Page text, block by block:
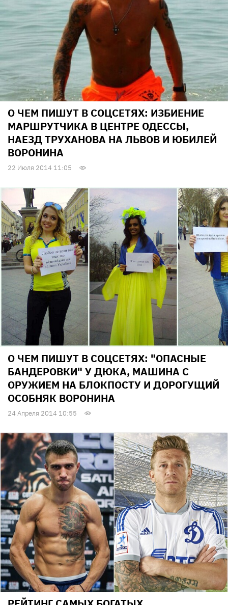
О ЧЕМ ПИШУТ В СОЦСЕТЯХ: ИЗБИЕНИЕ
МАРШРУТЧИКА В ЦЕНТРЕ ОДЕССЫ,
НАЕЗД ТРУХАНОВА НА ЛЬВОВ И ЮБИЛЕЙ
ВОРОНИНА
22 Июля 2014 11:05
О ЧЕМ ПИШУТ В СОЦСЕТЯХ: "ОПАСНЫЕ
БАНДЕРОВКИ" У ДЮКА, МАШИНА С
ОРУЖИЕМ НА БЛОКПОСТУ И ДОРОГУЩИЙ
ОСОБНЯК ВОРОНИНА
24 Апреля 2014 10:55